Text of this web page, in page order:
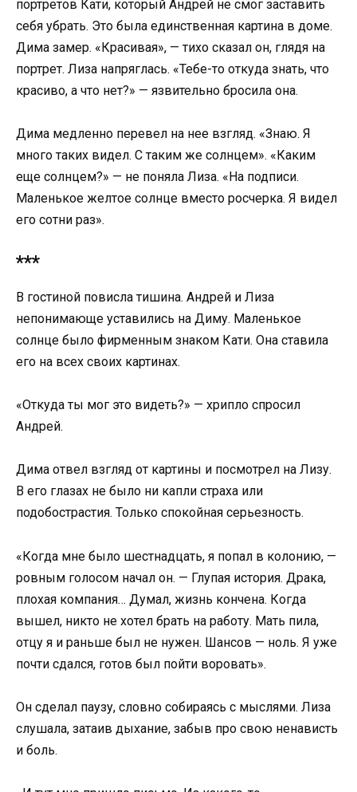
портретов Кати, который Андрей не смог заставить
себя убрать. Это была единственная картина в доме.
Дима замер. «Красивая», — тихо сказал он, глядя на
портрет. Лиза напряглась. «Тебе-то откуда знать, что
красиво, а что нет?» — язвительно бросила она.
Дима медленно перевел на нее взгляд. «Знаю. Я
много таких видел. С таким же солнцем». «Каким
еще солнцем?» — не поняла Лиза. «На подписи.
Маленькое желтое солнце вместо росчерка. Я видел
его сотни раз».
***
В гостиной повисла тишина. Андрей и Лиза
непонимающе уставились на Диму. Маленькое
солнце было фирменным знаком Кати. Она ставила
его на всех своих картинах.
«Откуда ты мог это видеть?» — хрипло спросил
Андрей.
Дима отвел взгляд от картины и посмотрел на Лизу.
В его глазах не было ни капли страха или
подобострастия. Только спокойная серьезность.
«Когда мне было шестнадцать, я попал в колонию, —
ровным голосом начал он. — Глупая история. Драка,
плохая компания… Думал, жизнь кончена. Когда
вышел, никто не хотел брать на работу. Мать пила,
отцу я и раньше был не нужен. Шансов — ноль. Я уже
почти сдался, готов был пойти воровать».
Он сделал паузу, словно собираясь с мыслями. Лиза
слушала, затаив дыхание, забыв про свою ненависть
и боль.